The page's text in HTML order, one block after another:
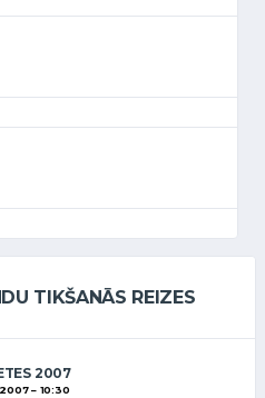
TIKŠANĀS REIZES
2007
10:30